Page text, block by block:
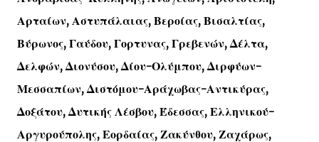
Αρταίων, Αστυπάλαιας, Βεροίας, Βισαλτίας,
Βύρωνος, Γαύδου, Γορτυνας, Γρεβενών, Δέλτα,
Δελφών, Διονύσου, Δίου-Ολύμπου, Διρφύων-
Μεσσαπίων, Διστόμου-Αράχωβας-Αντικύρας,
Δοξάτου, Δυτικής Λέσβου, Έδεσσας, Ελληνικού-
Αργυρούπολης, Εορδαίας, Ζακύνθου, Ζαχάρως,